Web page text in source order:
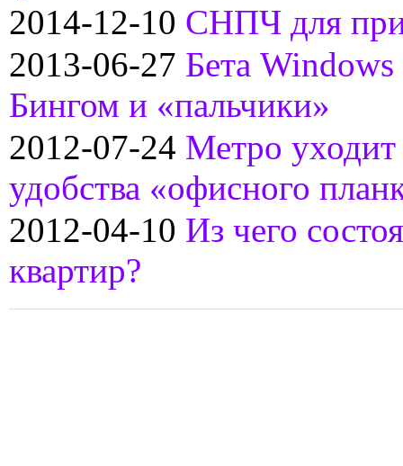
2014-12-10 СНПЧ для
2013-06-27 Бета
Бингом и «пальчики»
2012-07-24 Метро уходит
удобства «офисного
2012-04-10 Из чего
квартир?